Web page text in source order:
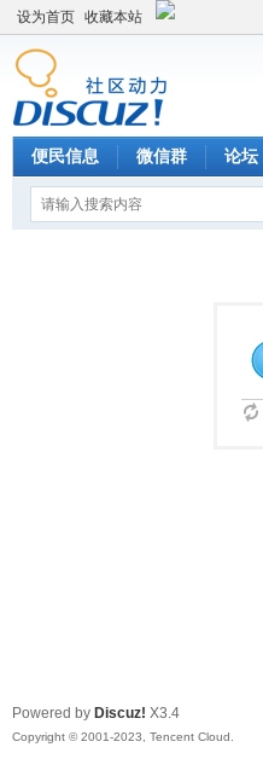
设为首页 收藏本站
便民信息 微信群 论坛
Powered by Discuz! X3.4
Copyright © 2001-2023, Tencent Cloud.